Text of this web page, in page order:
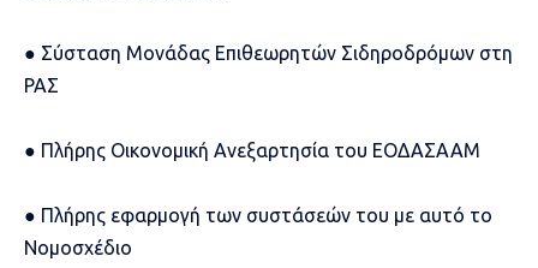
● Σύσταση Μονάδας Επιθεωρητών Σιδηροδρόμων στη
ΡΑΣ
● Πλήρης Οικονομική Ανεξαρτησία του ΕΟΔΑΣΑΑΜ
● Πλήρης εφαρμογή των συστάσεών του με αυτό το
Νομοσχέδιο